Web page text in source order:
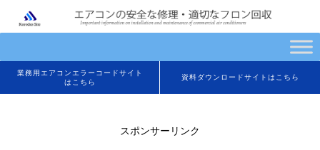
業務用エアコンエラーコードサイト
はこちら
資料ダウンロードサイトはこちら
スポンサーリンク